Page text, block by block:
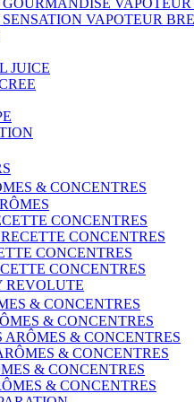
VAPOTEUR
VAPOTEUR
JUICE
& CONCENTRES
CONCENTRES
CONCENTRES
CONCENTRES
CONCENTRES
REVOLUTE
& CONCENTRES
& CONCENTRES
& CONCENTRES
& CONCENTRES
& CONCENTRES
& CONCENTRES